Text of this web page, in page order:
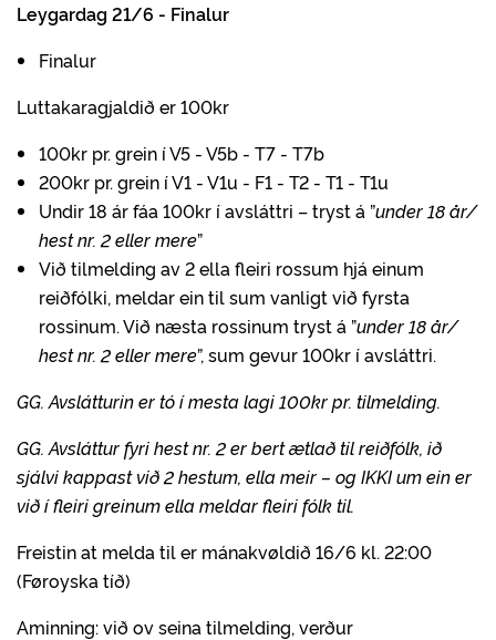
Leygardag 21/6 - Finalur
Finalur
Luttakaragjaldið er 100kr
100kr pr. grein í V5 - V5b - T7 - T7b
200kr pr. grein í V1 - V1u - F1 - T2 - T1 - T1u
Undir 18 ár fáa 100kr í avsláttri – tr‎‎‎‎‎‎‎‎‎y‎st á ”under 18 år/
hest nr. 2 eller mere”
Við tilmelding av 2 ella fleiri rossum hjá einum
reiðfólki, meldar ein til sum vanligt við fyrsta
rossinum. Við næsta rossinum tryst á ”under 18 år/
hest nr. 2 eller mere”, sum gevur 100kr í avsláttri.
GG. Avslátturin er tó í mesta lagi 100kr pr. tilmelding.
GG. Avsláttur fyri hest nr. 2 er bert ætlað til reiðfólk, ið
sjálvi kappast við 2 hestum, ella meir – og IKKI um ein er
við í fleiri greinum ella meldar fleiri fólk til.
Freistin at melda til er mánakvøldið 16/6 kl. 22:00
(Føroyska tíð)
Aminning: við ov seina tilmelding, verður